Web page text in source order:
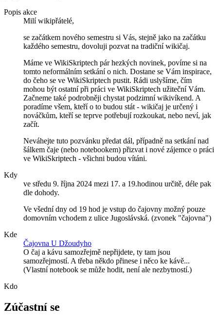
Popis akce
Milí wikipřátelé,
se začátkem nového semestru si Vás, stejně jako na začátku
každého semestru, dovoluji pozvat na tradiční wikičaj.
Máme ve WikiSkriptech pár hezkých novinek, povíme si na
tomto neformálním setkání o nich. Dostane se Vám inspirace,
do čeho se ve WikiSkriptech pustit. Rádi uslyšíme, čím
mohou být ostatní při práci ve WikiSkriptech užiteční Vám.
Začneme také podrobněji chystat podzimní wikivíkend. A
poradíme všem, kteří o to budou stát - wikičaj je určený i
nováčkům, kteří se teprve potřebují rozkoukat, nebo neví, jak
začít.
Neváhejte tuto pozvánku předat dál, případně na setkání nad
šálkem čaje (nebo notebookem) přizvat i nové zájemce o práci
ve WikiSkriptech - všichni budou vítáni.
Kdy
ve středu 9. října 2024 mezi 17. a 19.hodinou určitě, déle pak
dle dohody.
Ve všední dny od 19 hod je vstup do čajovny možný pouze
domovním vchodem z ulice Jugoslávská. (zvonek "čajovna")
Kde
Čajovna U Džoudyho
O čaj a kávu samozřejmě nepřijdete, ty tam jsou
samozřejmostí. A třeba někdo přinese i něco ke kávě...
(Vlastní notebook se může hodit, není ale nezbytností.)
Kdo
Zúčastní se